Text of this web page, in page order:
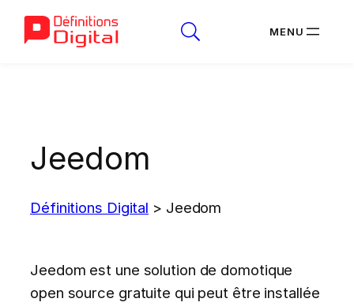
Jeedom
Définitions Digital > Jeedom
Jeedom est une solution de domotique
open source gratuite qui peut être installée